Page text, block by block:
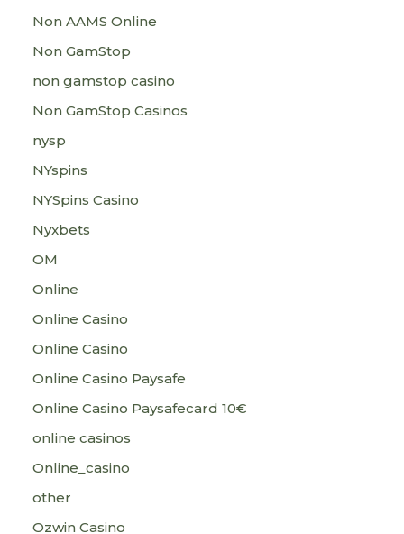
Non AAMS Online
Non GamStop
non gamstop casino
Non GamStop Casinos
nysp
NYspins
NYSpins Casino
Nyxbets
OM
Online
Online Casino
Online Casino
Online Casino Paysafe
Online Casino Paysafecard 10€
online casinos
Online_casino
other
Ozwin Casino